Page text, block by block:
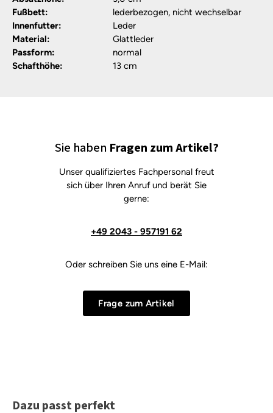
Fußbett:
lederbezogen, nicht wechselbar
Innenfutter:
Leder
Material:
Glattleder
Passform:
normal
Schafthöhe:
13 cm
Sie haben Fragen zum Artikel?
Unser qualifiziertes Fachpersonal freut
sich über Ihren Anruf und berät Sie
gerne:
+49 2043 - 957191 62
Oder schreiben Sie uns eine E-Mail:
Frage zum Artikel
Produktgalerie überspringen
Dazu passt perfekt